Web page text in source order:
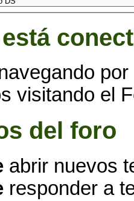
visitando el
del foro
abrir nuevos
responder a